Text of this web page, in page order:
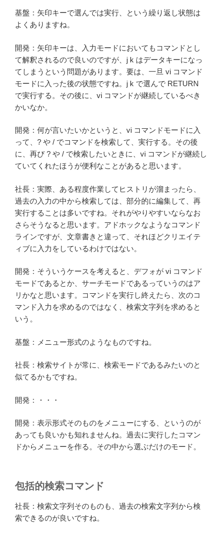
基盤：矢印キーで選んでは実行、という繰り返し状態は
よくありますね。
開発：矢印キーは、入力モードにおいてもコマンドとし
て解釈されるので良いのですが、j k はデータキーになっ
てしまうという問題があります。要は、一旦 vi コマンド
モードに入った後の状態ですね。j k で選んで RETURN
で実行する。その後に、vi コマンドが継続しているべき
かいなか。
開発：何が言いたいかというと、vi コマンドモードに入
って、? や / でコマンドを検索して、実行する。その後
に、再び ? や / で検索したいときに、vi コマンドが継続し
ていてくれたほうが便利なことがあると思います。
社長：実際、ある程度作業してヒストリが溜まったら、
過去の入力の中から検索しては、部分的に編集して、再
実行することは多いですね。それがやりやすいならなお
さらそうなると思います。アドホックなようなコマンド
ラインですが、文章書きと違って、それほどクリエイテ
ィブに入力をしているわけではない。
開発：そういうケースを考えると、デフォが vi コマンド
モードであるとか、サーチモードであるっていうのはア
リかなと思います。コマンドを実行し終えたら、次のコ
マンド入力を求めるのではなく、検索文字列を求めると
いう。
基盤：メニュー形式のようなものですね。
社長：検索サイトが常に、検索モードであるみたいのと
似てるかもですね。
開発：・・・
開発：表示形式そのものをメニューにする、というのが
あっても良いかも知れませんね。過去に実行したコマン
ドからメニューを作る。その中から選ぶだけのモード。
包括的検索コマンド
社長：検索文字列そのものも、過去の検索文字列から検
索できるのが良いですね。